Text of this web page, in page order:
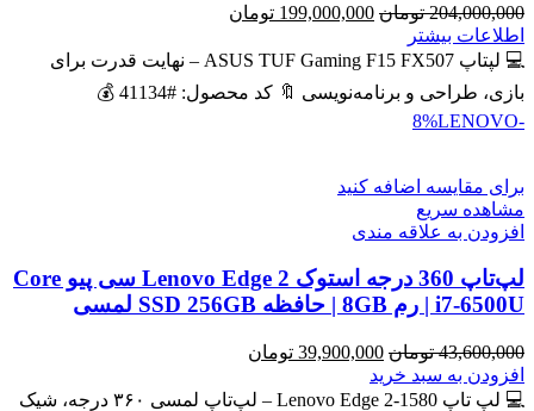
204,000,000 تومان قیمت
204,000,000 تومان
199,000,000 تومان
199,000,000 تومان
است.
اطلاعات بیشتر
💻 لپتاپ ASUS TUF Gaming F15 FX507 – نهایت قدرت برای
بازی، طراحی و برنامه‌نویسی 🔖 کد محصول: #41134 💰
-8%
LENOVO
برای مقایسه اضافه کنید
مشاهده سریع
افزودن به علاقه مندی
لپ‌تاپ 360 درجه استوک Lenovo Edge 2 سی پیو Core
i7-6500U | رم 8GB | حافظه SSD 256GB لمسی
43,600,000 تومان قیمت
اصلی
43,600,000 تومان
39,900,000 تومان
39,900,000 تومان
افزودن به سبد خرید
💻 لپ تاپ Lenovo Edge 2-1580 – لپ‌تاپ لمسی ۳۶۰ درجه، شیک